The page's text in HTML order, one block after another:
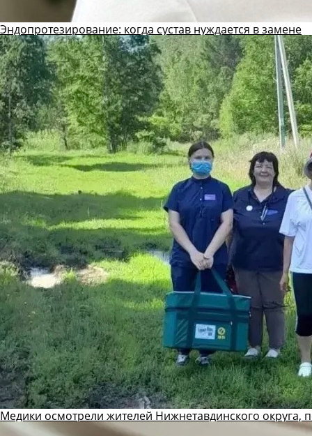
Эндопротезирование: когда сустав нуждается в замене
Медики осмотрели жителей Нижнетавдинского округа,